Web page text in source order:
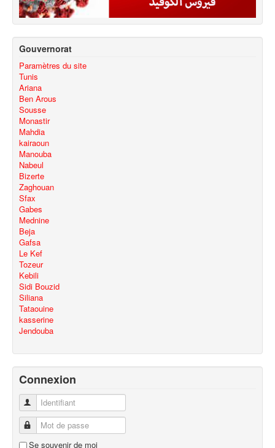
Gouvernorat
Paramètres du site
Tunis
Ariana
Ben Arous
Sousse
Monastir
Mahdia
kairaoun
Manouba
Nabeul
Bizerte
Zaghouan
Sfax
Gabes
Mednine
Beja
Gafsa
Le Kef
Tozeur
Kebili
Sidi Bouzid
Siliana
Tataouine
kasserine
Jendouba
Connexion
Identifiant
Mot de passe
Se souvenir de moi